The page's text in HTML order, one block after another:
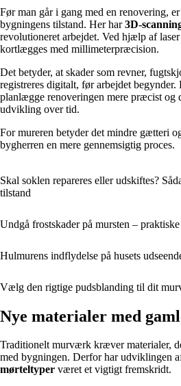
Før man går i gang med en renovering,
bygningens tilstand. Her har3D-
revolutioneret arbejdet. Ved hjælp af
kortlægges med millimeterpræcision.
Det betyder, at skader som revner,
registreres digitalt, før arbejdet begynder.
planlægge renoveringen mere præcist og
udvikling over tid.
For mureren betyder det mindre gætteri
bygherren en mere gennemsigtig proces.
Skal soklen repareres eller udskiftes?
tilstand
Undgå frostskader på mursten –
Hulmurens indflydelse på husets
Vælg den rigtige pudsblanding til dit
Nye materialer med
Traditionelt murværk kræver materialer,
med bygningen. Derfor har udviklingen
mørteltyper været et vigtigt fremskridt.